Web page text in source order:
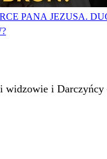
PANA JEZUSA.
i